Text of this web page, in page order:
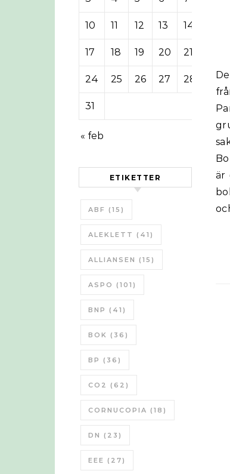
10 11 12 13 14
17 18 19 20 21
24 25 26 27 28 29
31
« feb
ETIKETTER
ABF (15)
ALEKLETT (41)
ALLIANSEN (15)
ASPO (101)
BNP (41)
BOK (36)
BP (36)
CO2 (62)
CORNUCOPIA (18)
DN (23)
EEE (27)
Det har nyligen kommit ut två nya böcker om Peak Oil, en på engelska
är